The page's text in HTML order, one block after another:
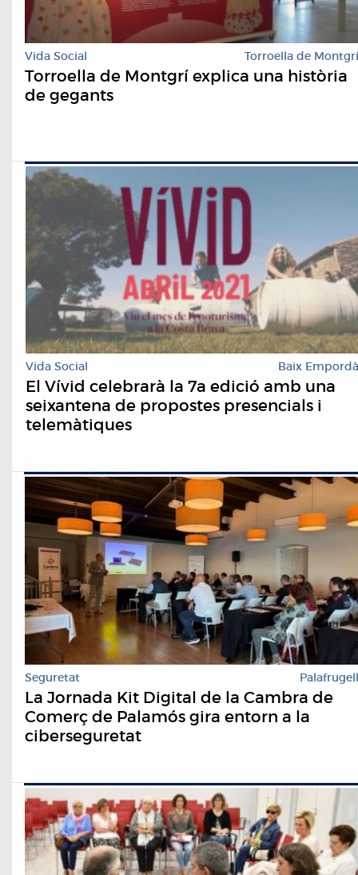
Vida Social Torroella de Montgrí
Torroella de Montgrí explica una història
de gegants
Vida Social Baix Empordà
El Vívid celebrarà la 7a edició amb una
seixantena de propostes presencials i
telemàtiques
Seguretat Palafrugell
La Jornada Kit Digital de la Cambra de
Comerç de Palamós gira entorn a la
ciberseguretat